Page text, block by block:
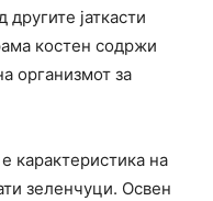
јаткасти
костен содржи
организмот за
карактеристика на
зеленчуци. Освен